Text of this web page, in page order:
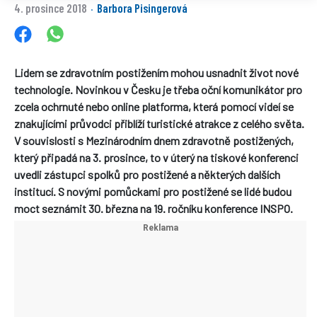
4. prosince 2018 · Barbora Pisingerová
Lidem se zdravotním postižením mohou usnadnit život nové
technologie. Novinkou v Česku je třeba oční komunikátor pro
zcela ochrnuté nebo online platforma, která pomocí videí se
znakujícími průvodci přiblíží turistické atrakce z celého světa.
V souvislosti s Mezinárodním dnem zdravotně postižených,
který připadá na 3. prosince, to v úterý na tiskové konferenci
uvedli zástupci spolků pro postižené a některých dalších
institucí. S novými pomůckami pro postižené se lidé budou
moct seznámit 30. března na 19. ročníku konference INSPO.